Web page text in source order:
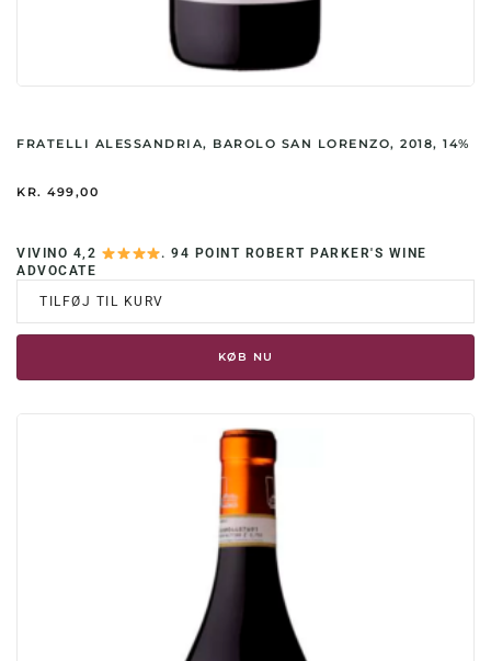
FRATELLI ALESSANDRIA, BAROLO SAN LORENZO, 2018, 14%
KR. 499,00
VIVINO 4,2
. 94 POINT ROBERT PARKER'S WINE
ADVOCATE
TILFØJ TIL KURV
KØB NU